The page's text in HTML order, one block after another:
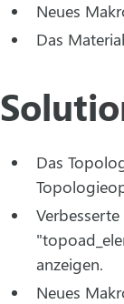
Neues
Das
Das
anzeigen.
Neues